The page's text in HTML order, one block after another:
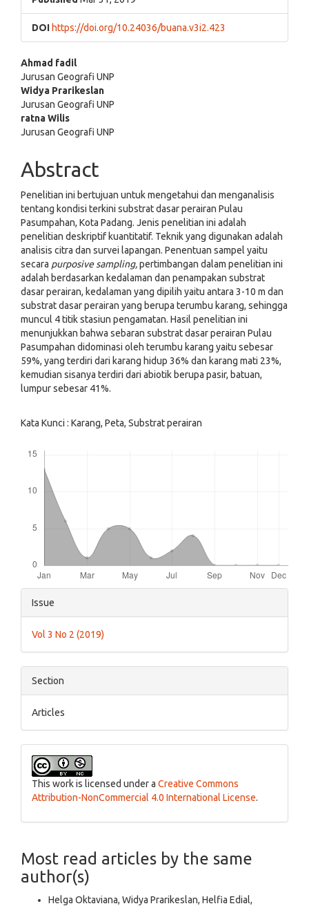
DOI https://doi.org/10.24036/buana.v3i2.423
Main
Article
Content
Ahmad fadil
Jurusan Geografi UNP
Widya Prarikeslan
Jurusan Geografi UNP
ratna Wilis
Jurusan Geografi UNP
Abstract
Penelitian ini bertujuan untuk mengetahui dan menganalisis
tentang kondisi terkini substrat dasar perairan Pulau
Pasumpahan, Kota Padang. Jenis penelitian ini adalah
penelitian deskriptif kuantitatif. Teknik yang digunakan adalah
analisis citra dan survei lapangan. Penentuan sampel yaitu
secara purposive sampling,pertimbangan dalam penelitian ini
adalah berdasarkan kedalaman dan penampakan substrat
dasar perairan, kedalaman yang dipilih yaitu antara 3-10 m dan
substrat dasar perairan yang berupa terumbu karang, sehingga
muncul 4 titik stasiun pengamatan. Hasil penelitian ini
menunjukkan bahwa sebaran substrat dasar perairan Pulau
Pasumpahan didominasi oleh terumbu karang yaitu sebesar
59%, yang terdiri dari karang hidup 36% dan karang mati 23%,
kemudian sisanya terdiri dari abiotik berupa pasir, batuan,
lumpur sebesar 41%.
Kata Kunci : Karang, Peta, Substrat perairan
Article
Details
Issue
Vol 3 No 2 (2019)
Section
Articles
This work is licensed under a Creative Commons
Attribution-NonCommercial 4.0 International License.
Most read articles by the same
author(s)
Helga Oktaviana, Widya Prarikeslan, Helfia Edial,